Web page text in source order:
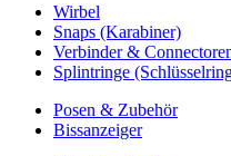
Wirbel
Snaps (Karabiner)
Verbinder &
Splintringe
Posen & Zubehör
Bissanzeiger